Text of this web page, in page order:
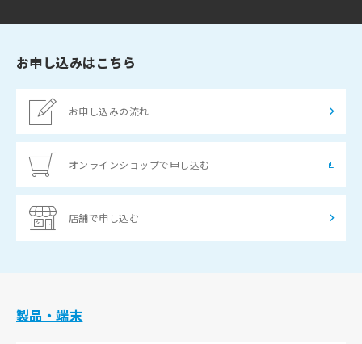
お申し込みはこちら
お申し込みの流れ
オンラインショップで申し込む
店舗で申し込む
製品・端末